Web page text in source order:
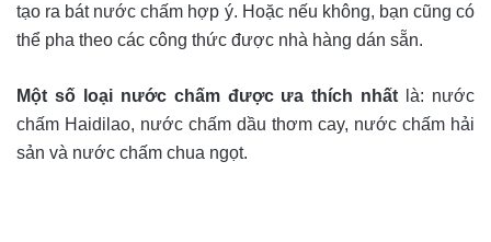
tạo ra bát nước chấm hợp ý. Hoặc nếu không, bạn cũng có
thể pha theo các công thức được nhà hàng dán sẵn.
Một số loại nước chấm được ưa thích nhất
là: nước
chấm Haidilao, nước chấm dầu thơm cay, nước chấm hải
sản và nước chấm chua ngọt.